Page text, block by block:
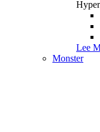
Lee
Monster